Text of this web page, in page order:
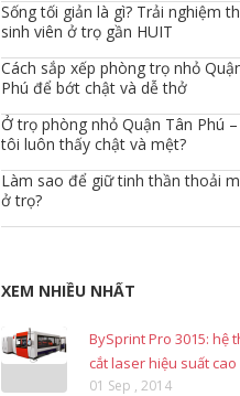
Sống tối giản là gì? Trải nghiệm
sinh viên ở trọ gần HUIT
Cách sắp xếp phòng trọ nhỏ
Phú để bớt chật và dễ thở
Ở trọ phòng nhỏ Quận Tân Phú
tôi luôn thấy chật và mệt?
Làm sao để giữ tinh thần thoải
ở trọ?
XEM NHIỀU NHẤT
BySprint Pro 3015: hệ
cắt laser hiệu suất cao
01 Sep , 2014